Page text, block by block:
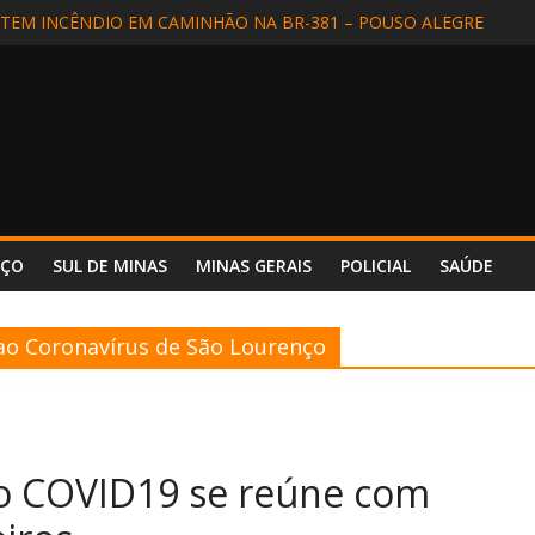
REFORÇA SEGURANÇA E PREPARO NO HOSPITAL
INCÊNDIO EM CAMINHÃO NA BR-381 – POUSO ALEGRE
SUL DE MINAS MINAS GERAIS POLICIAL SAÚDE
Coronavírus de São Lourenço
se reúne com